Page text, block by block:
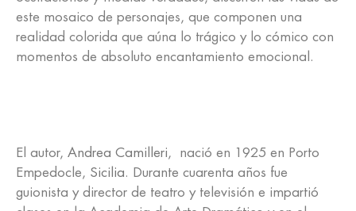
este mosaico de personajes, que componen una
realidad colorida que aúna lo trágico y lo cómico con
momentos de absoluto encantamiento emocional.
El autor, Andrea Camilleri, nació en 1925 en Porto
Empedocle, Sicilia. Durante cuarenta años fue
guionista y director de teatro y televisión e impartió